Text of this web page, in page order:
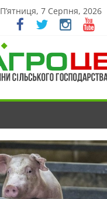
П’ятниця, 7 Серпня, 2026